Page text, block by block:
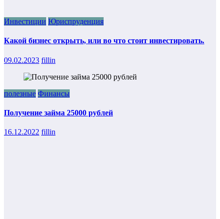
Инвестиции Юриспруденция
Какой бизнес открыть, или во что стоит инвестировать.
09.02.2023 fillin
полезные Финансы
Получение займа 25000 рублей
16.12.2022 fillin